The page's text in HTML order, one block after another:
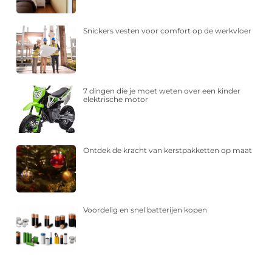
Snickers vesten voor comfort op de werkvloer
7 dingen die je moet weten over een kinder
elektrische motor
Ontdek de kracht van kerstpakketten op maat
Voordelig en snel batterijen kopen